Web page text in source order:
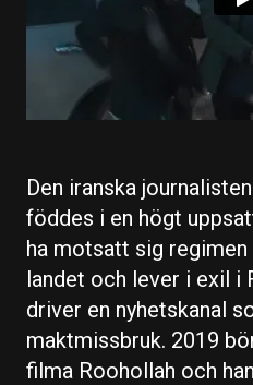
Den iranska
föddes i en högt
ha motsatt sig regimen
landet och lever i exil i
driver en nyhetskanal
maktmissbruk. 2019
filma Roohollah och